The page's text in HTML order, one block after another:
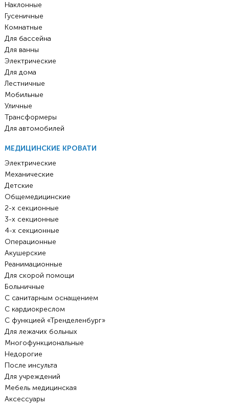
Наклонные
Гусеничные
Комнатные
Для бассейна
Для ванны
Электрические
Для дома
Лестничные
Мобильные
Уличные
Трансформеры
Для автомобилей
МЕДИЦИНСКИЕ КРОВАТИ
Электрические
Механические
Детские
Общемедицинские
2-х секционные
3-х секционные
4-х секционные
Операционные
Акушерские
Реанимационные
Для скорой помощи
Больничные
С санитарным оснащением
С кардиокреслом
С функцией «Тренделенбург»
Для лежачих больных
Многофункциональные
Недорогие
После инсульта
Для учреждений
Мебель медицинская
Аксессуары